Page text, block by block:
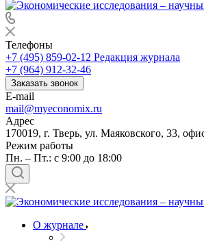
Телефоны
+7 (495) 859-02-12 Редакция журнала
+7 (964) 912-32-46
Заказать звонок
E-mail
mail@myeconomix.ru
Адрес
170019, г. Тверь, ул. Маяковского, 33,
Режим работы
Пн. – Пт.: с 9:00 до 18:00
О журнале